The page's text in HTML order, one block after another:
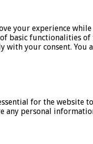
your experience
basic functionalities of
your consent. You
for the
any personal